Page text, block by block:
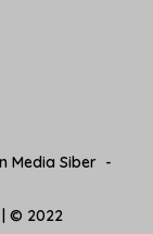
Media Siber
| © 2022